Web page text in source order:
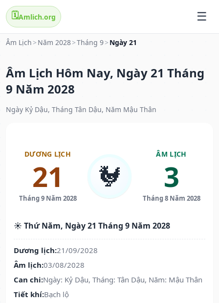
🗓️Amlich.org
Âm Lịch > Năm 2028>Tháng 9> Ngày 21
Âm Lịch Hôm Nay, Ngày 21 Tháng
9 Năm 2028
Ngày Kỷ Dậu, Tháng Tân Dậu, Năm Mậu Thân
DƯƠNG LỊCH
21
Tháng 9 Năm 2028
🐓
ÂM LỊCH
3
Tháng 8 Năm 2028
☀️ Thứ Năm, Ngày 21 Tháng 9 Năm 2028
Dương lịch:21/09/2028
Âm lịch:03/08/2028
Can chi:Ngày: Kỷ Dậu, Tháng: Tân Dậu, Năm: Mậu Thân
Tiết khí:Bạch lộ